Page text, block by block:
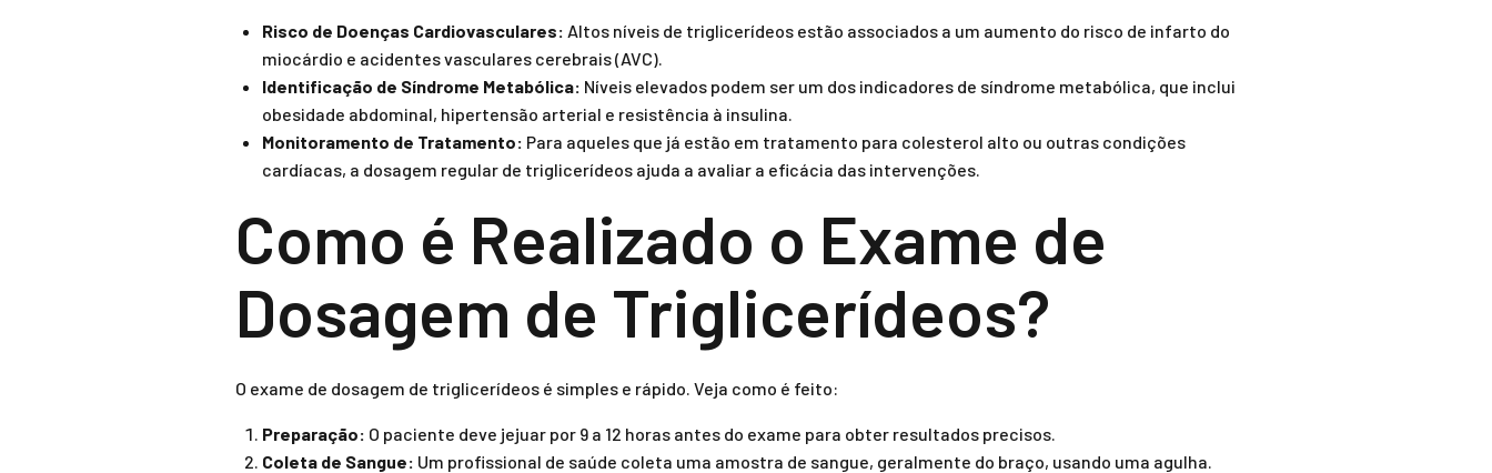
Risco de Doenças Cardiovasculares: Altos níveis de triglicerídeos estão associados a um aumento do risco de infarto do
miocárdio e acidentes vasculares cerebrais (AVC).
Identificação de Síndrome Metabólica: Níveis elevados podem ser um dos indicadores de síndrome metabólica, que inclui
obesidade abdominal, hipertensão arterial e resistência à insulina.
Monitoramento de Tratamento: Para aqueles que já estão em tratamento para colesterol alto ou outras condições
cardíacas, a dosagem regular de triglicerídeos ajuda a avaliar a eficácia das intervenções.
Como é Realizado o Exame de
Dosagem de Triglicerídeos?
O exame de dosagem de triglicerídeos é simples e rápido. Veja como é feito:
Preparação: O paciente deve jejuar por 9 a 12 horas antes do exame para obter resultados precisos.
Coleta de Sangue: Um profissional de saúde coleta uma amostra de sangue, geralmente do braço, usando uma agulha.